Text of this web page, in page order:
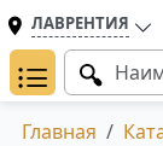
ЛАВРЕНТИЯ
Главная